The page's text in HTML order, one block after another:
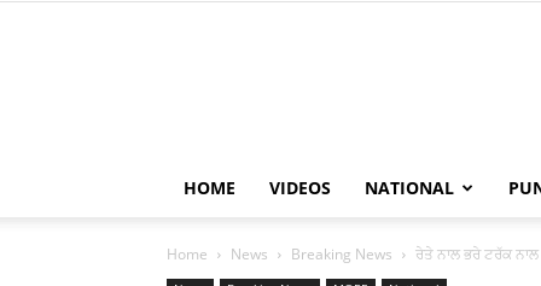
HOME VIDEOS NATIONAL
Home News Breaking News ਰੇਤੇ ਨਾਲ ਭਰੇ ਟਰੱਕ